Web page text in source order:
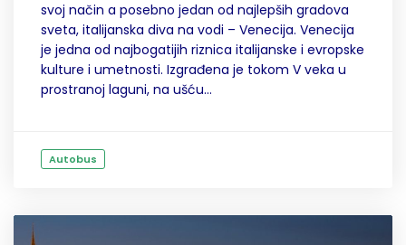
svoj način a posebno jedan od najlepših gradova
sveta, italijanska diva na vodi – Venecija. Venecija
je jedna od najbogatijih riznica italijanske i evropske
kulture i umetnosti. Izgrađena je tokom V veka u
prostranoj laguni, na ušću...
Autobus